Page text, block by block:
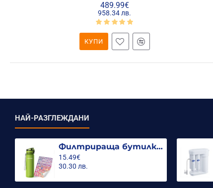
489.99€
958.34 лв.
КУПИ
НАЙ-РАЗГЛЕЖДАНИ
Филтрираща бутилка City 500ml.
15.49€
30.30 лв.